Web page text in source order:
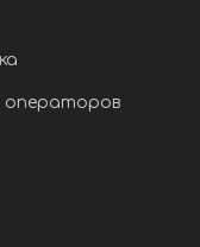
операторов